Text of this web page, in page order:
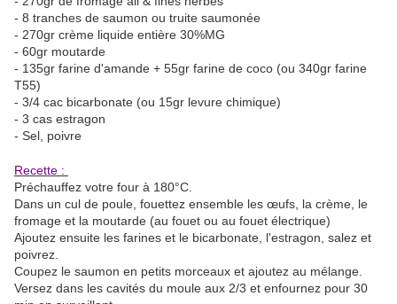
- 8 tranches de saumon ou truite saumonée
- 270gr crème liquide entière 30%MG
- 60gr moutarde
- 135gr farine d'amande + 55gr farine de coco (ou 340gr farine
T55)
- 3/4 cac bicarbonate (ou 15gr levure chimique)
- 3 cas estragon
- Sel, poivre
Recette :
Préchauffez votre four à 180°C.
Dans un cul de poule, fouettez ensemble les œufs, la crème, le
fromage et la moutarde (au fouet ou au fouet électrique)
Ajoutez ensuite les farines et le bicarbonate, l'estragon, salez et
poivrez.
Coupez le saumon en petits morceaux et ajoutez au mélange.
Versez dans les cavités du moule aux 2/3 et enfournez pour 30